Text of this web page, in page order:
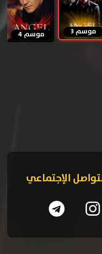
موسم 3 موسم 4
الإجتماعي